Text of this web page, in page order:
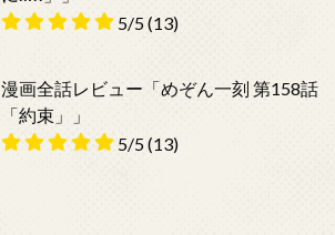
5/5(13)
漫画全話レビュー「めぞん一刻 第158話
「約束」」
5/5(13)